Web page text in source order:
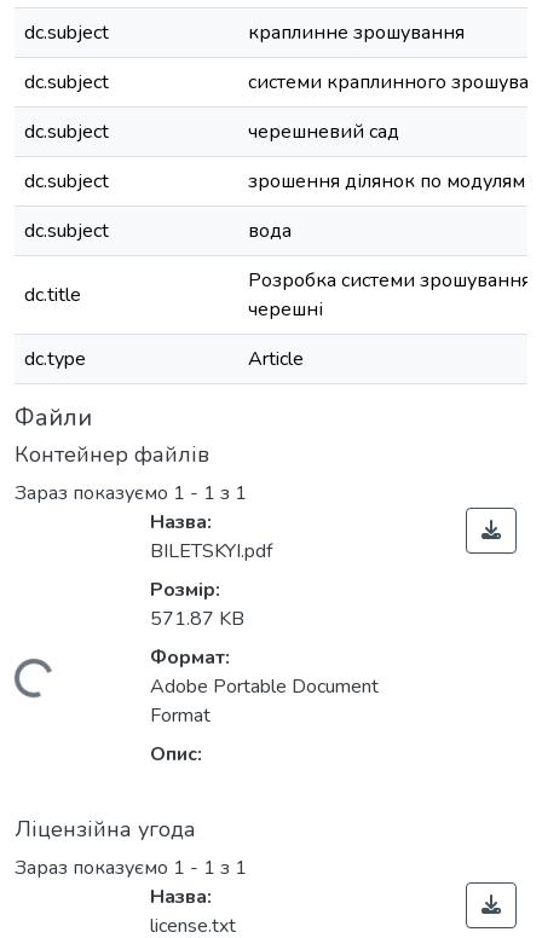
dc.subject
краплинне зрошування
dc.subject
системи краплинного
dc.subject
черешневий сад
dc.subject
зрошення ділянок по модулям
dc.subject
вода
dc.title
Розробка системи зрошування
черешні
dc.type
Article
Файли
Контейнер файлів
Зараз показуємо 1 - 1 з 1
Вантажиться...
Назва:
BILETSKYI.pdf
Розмір:
571.87 KB
Формат:
Adobe Portable Document
Format
Опис:
Ліцензійна угода
Зараз показуємо 1 - 1 з 1
Назва:
license.txt